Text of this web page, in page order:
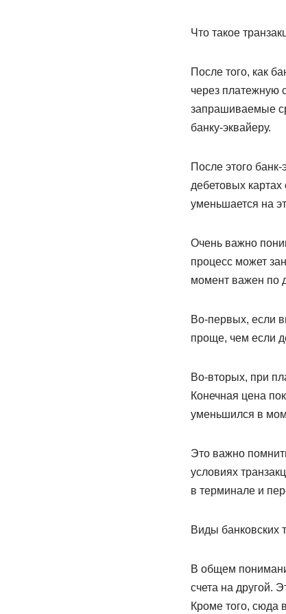
Что такое
После того, как
через платежную
запрашиваемые
банку-эквайеру.
После этого
дебетовых
уменьшается на
Очень важно
процесс может
момент важен по
Во-первых, если
проще, чем если
Во-вторых, при
Конечная цена
уменьшился в
Это важно
условиях
в терминале и
Виды банковских
В общем
счета на другой.
Кроме того, сюда